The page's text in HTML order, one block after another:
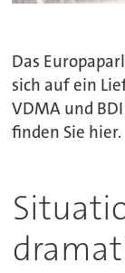
Das
sich auf ein
VDMA und
finden Sie hier.